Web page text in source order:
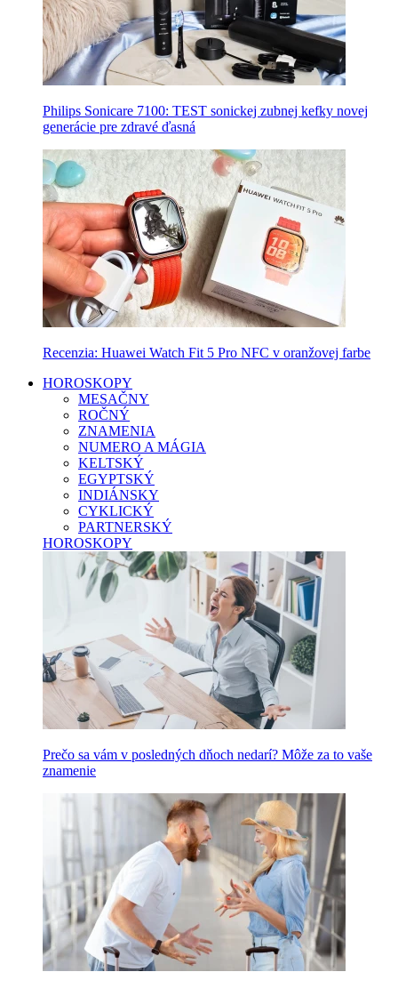
Philips Sonicare 7100: TEST sonickej zubnej kefky novej
generácie pre zdravé ďasná
Recenzia: Huawei Watch Fit 5 Pro NFC v oranžovej farbe
HOROSKOPY
MESAČNY
ROČNÝ
ZNAMENIA
NUMERO A MÁGIA
KELTSKÝ
EGYPTSKÝ
INDIÁNSKY
CYKLICKÝ
PARTNERSKÝ
HOROSKOPY
Prečo sa vám v posledných dňoch nedarí? Môže za to vaše
znamenie